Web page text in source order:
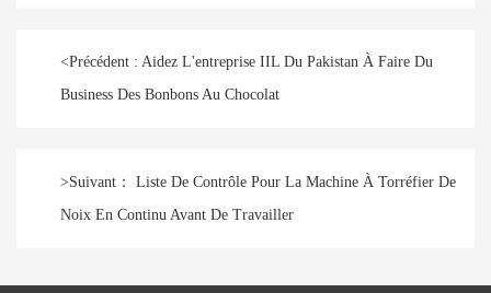
<Précédent : Aidez L'entreprise IIL Du Pakistan À Faire Du
Business Des Bonbons Au Chocolat
>Suivant：
Liste De Contrôle Pour La Machine À Torréfier De
Noix En Continu Avant De Travailler